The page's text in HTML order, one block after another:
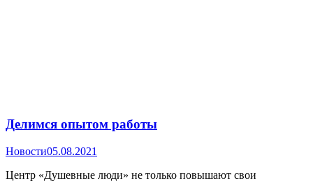
Делимся опытом работы
Новости05.08.2021
Центр «Душевные люди» не только повышают свои